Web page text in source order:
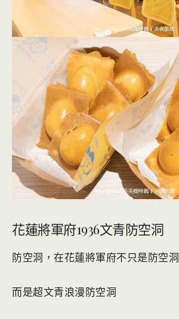
花蓮將軍府1936文青防空洞
防空洞，在花蓮將軍府不只是防空洞
而是超文青浪漫防空洞